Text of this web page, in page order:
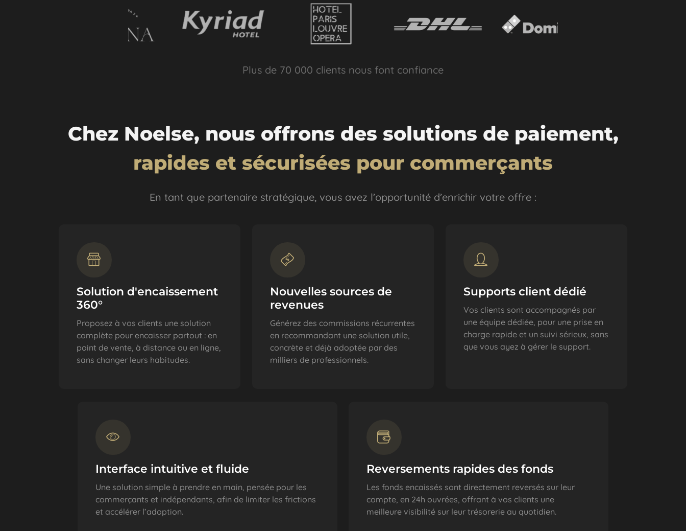
Plus de 70 000 clients nous font confiance
Chez Noelse, nous offrons des solutions de paiement,
rapides et sécurisées pour commerçants
En tant que partenaire stratégique, vous avez l’opportunité d’enrichir votre offre :
Solution d'encaissement
360°
Proposez à vos clients une solution
complète pour encaisser partout : en
point de vente, à distance ou en ligne,
sans changer leurs habitudes.
Nouvelles sources de
revenues
Générez des commissions récurrentes
en recommandant une solution utile,
concrète et déjà adoptée par des
milliers de professionnels.
Supports client dédié
Vos clients sont accompagnés par
une équipe dédiée, pour une prise en
charge rapide et un suivi sérieux, sans
que vous ayez à gérer le support.
Interface intuitive et fluide
Une solution simple à prendre en main, pensée pour les
commerçants et indépendants, afin de limiter les frictions
et accélérer l’adoption.
Reversements rapides des fonds
Les fonds encaissés sont directement reversés sur leur
compte, en 24h ouvrées, offrant à vos clients une
meilleure visibilité sur leur trésorerie au quotidien.